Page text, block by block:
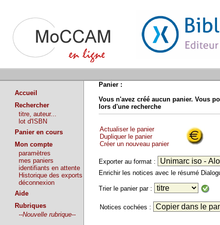
Accueil
Rechercher
titre, auteur...
lot d'ISBN
Panier en cours
Mon compte
paramètres
mes paniers
identifiants en attente
Historique des exports
déconnexion
Aide
Rubriques
--Nouvelle rubrique--
Panier :
Vous n'avez créé aucun panier. Vous
lors d'une recherche
Actualiser le panier
Dupliquer le panier
Créer un nouveau panier
Exporter au format :
Enrichir les notices avec le résumé
Trier le panier par :
Notices cochées :